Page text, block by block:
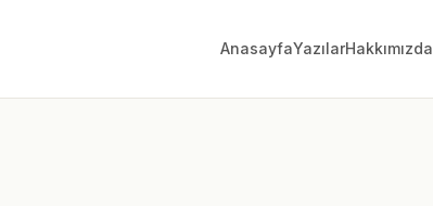
AnasayfaYazılarHakkımızda